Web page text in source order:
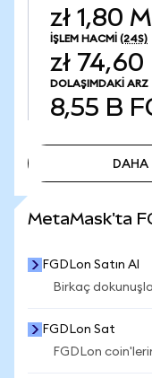
zł 1,80
İŞLEM HACMI (24S)
zł 74,60
DOLAŞIMDAKI ARZ
8,55 B
DAHA
MetaMask'ta
FGDLon Satın Al
Birkaç
FGDLon Sat
FGDLon